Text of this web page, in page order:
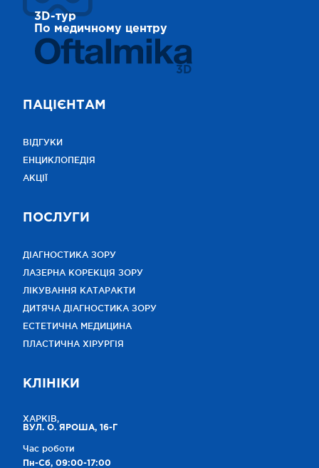
3D-тур
По медичному центру
3D
ПАЦІЄНТАМ
ВІДГУКИ
ЕНЦИКЛОПЕДІЯ
АКЦІЇ
ПОСЛУГИ
ДІАГНОСТИКА ЗОРУ
ЛАЗЕРНА КОРЕКЦІЯ ЗОРУ
ЛІКУВАННЯ КАТАРАКТИ
ДИТЯЧА ДІАГНОСТИКА ЗОРУ
ЕСТЕТИЧНА МЕДИЦИНА
ПЛАСТИЧНА ХІРУРГІЯ
КЛІНІКИ
ХАРКІВ,
ВУЛ. О. ЯРОША, 16-Г
Час роботи
Пн-Сб, 09:00-17:00